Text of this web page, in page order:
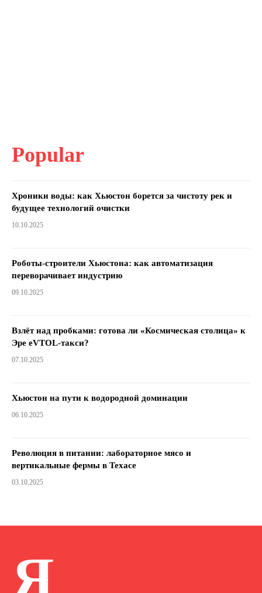
Popular
Хроники воды: как Хьюстон борется за чистоту рек и
будущее технологий очистки
10.10.2025
Роботы-строители Хьюстона: как автоматизация
переворачивает индустрию
09.10.2025
Взлёт над пробками: готова ли «Космическая столица» к
Эре eVTOL-такси?
07.10.2025
Хьюстон на пути к водородной доминации
06.10.2025
Революция в питании: лабораторное мясо и
вертикальные фермы в Техасе
03.10.2025
Я